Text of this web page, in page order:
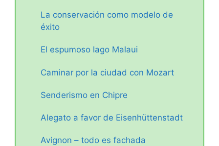
La conservación como modelo de
éxito
El espumoso lago Malaui
Caminar por la ciudad con Mozart
Senderismo en Chipre
Alegato a favor de Eisenhüttenstadt
Avignon – todo es fachada